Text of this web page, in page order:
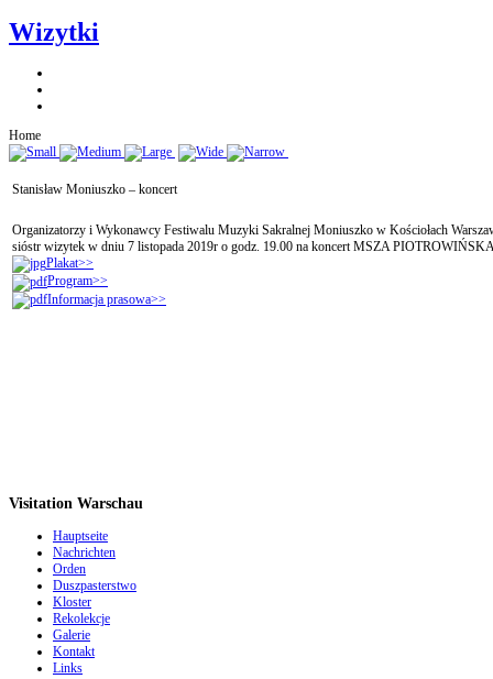
Wizytki
Home
Stanisław Moniuszko – koncert
Organizatorzy i Wykonawcy Festiwalu Muzyki Sakralnej Moniuszko w Kościołach
sióstr wizytek w dniu 7 listopada 2019r o godz. 19.00 na koncert MSZA
Plakat>>
Program>>
Informacja prasowa>>
Visitation Warschau
Hauptseite
Nachrichten
Orden
Duszpasterstwo
Kloster
Rekolekcje
Galerie
Kontakt
Links